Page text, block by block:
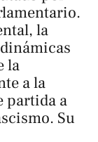
la
la
a la
partida a
Su